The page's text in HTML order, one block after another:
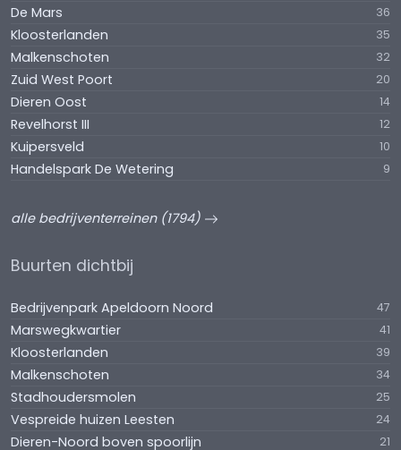
De Mars 36
Kloosterlanden 35
Malkenschoten 32
Zuid West Poort 20
Dieren Oost 14
Revelhorst III 12
Kuipersveld 10
Handelspark De Wetering 9
alle bedrijventerreinen (1794)
Buurten dichtbij
Bedrijvenpark Apeldoorn Noord 47
Marswegkwartier 41
Kloosterlanden 39
Malkenschoten 34
Stadhoudersmolen 25
Vespreide huizen Leesten 24
Dieren-Noord boven spoorlijn 21